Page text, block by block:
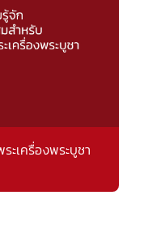
ะเครื่องพระบูชา